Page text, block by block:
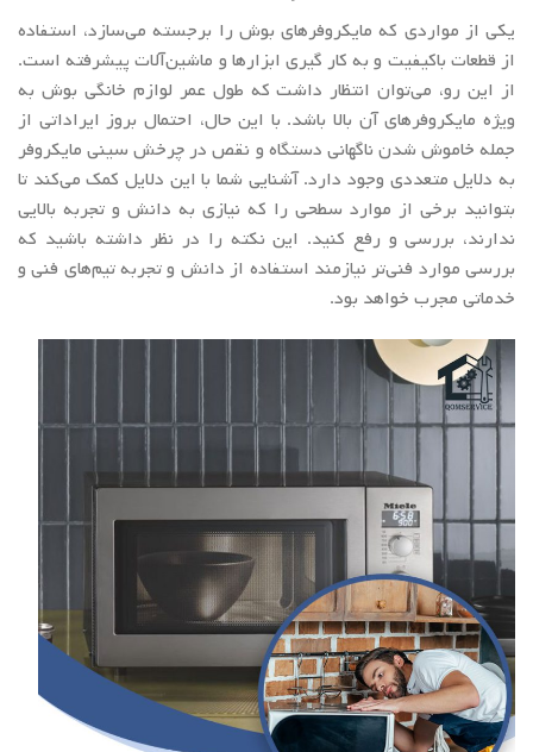
یکی از مواردی که مایکروفرهای بوش را برجسته می‌سازد، استفاده
از قطعات باکیفیت و به کار گیری ابزارها و ماشین‌آلات پیشرفته است.
از این رو، می‌توان انتظار داشت که طول عمر لوازم خانگی بوش به
ویژه مایکروفرهای آن بالا باشد. با این حال، احتمال بروز ایراداتی از
جمله خاموش شدن ناگهانی دستگاه و نقص در چرخش سینی مایکروفر
به دلایل متعددی وجود دارد. آشنایی شما با این دلایل کمک می‌کند تا
بتوانید برخی از موارد سطحی را که نیازی به دانش و تجربه بالایی
ندارند، بررسی و رفع کنید. این نکته را در نظر داشته باشید که
بررسی موارد فنی‌تر نیازمند استفاده از دانش و تجربه تیم‌های فنی و
خدماتی مجرب خواهد بود.